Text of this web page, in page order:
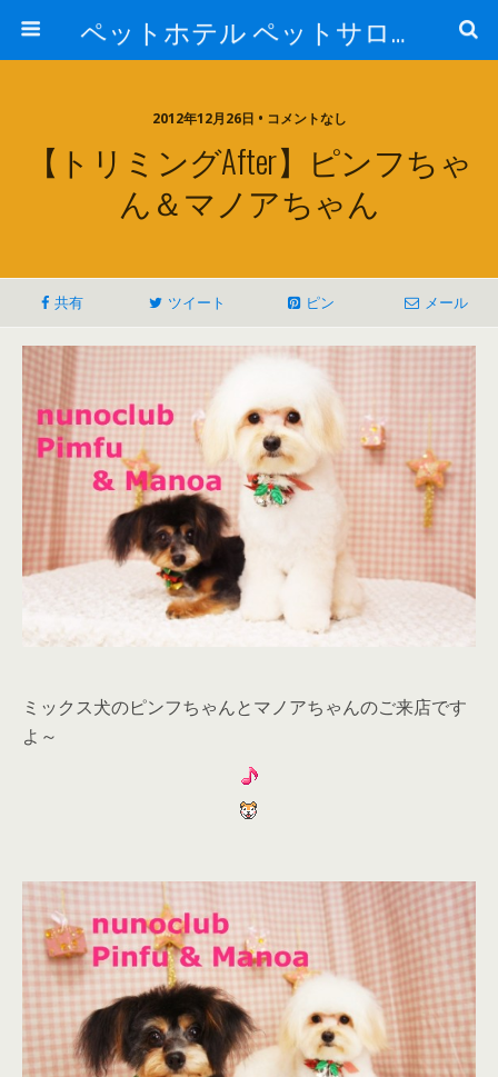
ペットホテル ペットサロン トリミングサロン 東京 ヌーノクラブのブログ
2012年12月26日 • コメントなし
【トリミングAfter】ピンフちゃ
ん＆マノアちゃん
共有 ツイート ピン メール
ミックス犬のピンフちゃんとマノアちゃんのご来店です
よ～